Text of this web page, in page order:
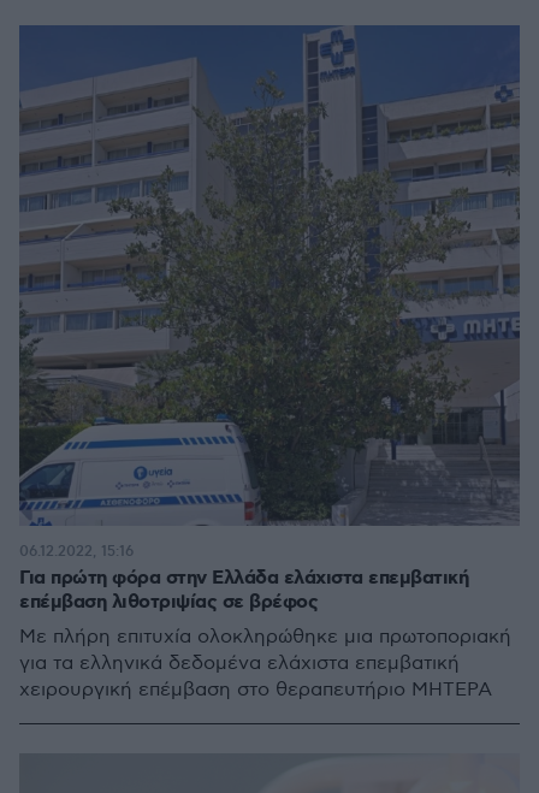
Για πρώτη φόρα στην Ελλάδα ελάχιστα επεμβατική
επέμβαση λιθοτριψίας σε βρέφος
Με πλήρη επιτυχία ολοκληρώθηκε μια πρωτοποριακή
για τα ελληνικά δεδομένα ελάχιστα επεμβατική
χειρουργική επέμβαση στο θεραπευτήριο ΜΗΤΕΡΑ
06.12.2022, 15:16